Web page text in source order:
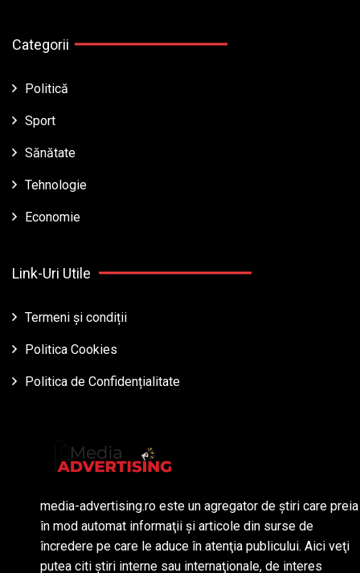
Categorii
Politică
Sport
Sănătate
Tehnologie
Economie
Link-Uri Utile
Termeni și condiții
Politica Cookies
Politica de Confidențialitate
media-advertising.ro este un agregator de ştiri care preia
în mod automat informaţii şi articole din surse de
încredere pe care le aduce în atenţia publicului. Aici veţi
putea citi ştiri interne sau internaţionale, de interes